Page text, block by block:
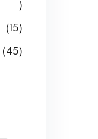
)
(15)
(45)